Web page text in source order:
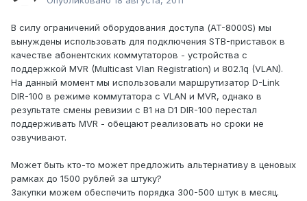
В силу ограничений оборудования доступа (AT-8000S) мы
вынуждены использовать для подключения STB-приставок в
качестве абонентских коммутаторов - устройства с
поддержкой MVR (Multicast Vlan Registration) и 802.1q (VLAN).
На данный момент мы использовали маршрутизатор D-Link
DIR-100 в режиме коммутатора с VLAN и MVR, однако в
результате смены ревизии с B1 на D1 DIR-100 перестал
поддерживать MVR - обещают реализовать но сроки не
озвучивают.
Может быть кто-то может предложить альтернативу в ценовых
рамках до 1500 рублей за штуку?
Закупки можем обеспечить порядка 300-500 штук в месяц.